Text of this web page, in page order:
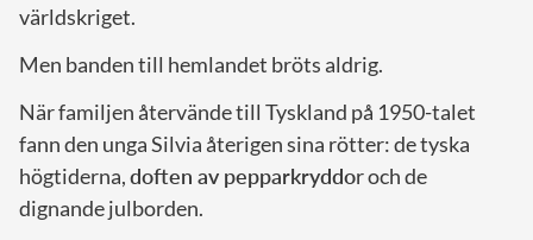
världskriget.
Men banden till hemlandet bröts aldrig.
När familjen återvände till Tyskland på 1950-talet
fann den unga Silvia återigen sina rötter: de tyska
högtiderna,doften av pepparkryddor och de
dignande julborden.